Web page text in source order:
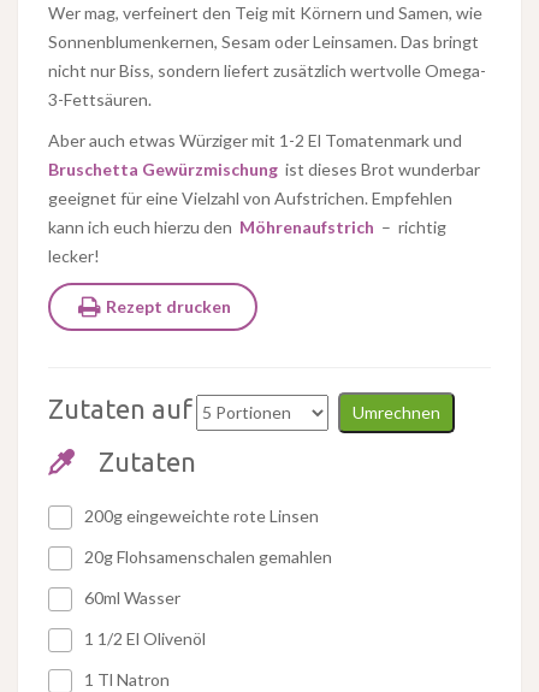
Wer mag, verfeinert den Teig mit Körnern und Samen, wie
Sonnenblumenkernen, Sesam oder Leinsamen. Das bringt
nicht nur Biss, sondern liefert zusätzlich wertvolle Omega-
3-Fettsäuren.
Aber auch etwas Würziger mit 1-2 El Tomatenmark und
Bruschetta Gewürzmischung ist dieses Brot wunderbar
geeignet für eine Vielzahl von Aufstrichen. Empfehlen
kann ich euch hierzu den Möhrenaufstrich – richtig
lecker!
Rezept drucken
Zutaten auf Umrechnen
Zutaten
200g eingeweichte rote Linsen
20g Flohsamenschalen gemahlen
60ml Wasser
1 1/2 El Olivenöl
1 Tl Natron